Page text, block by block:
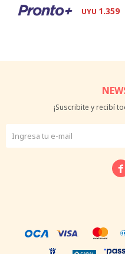
UYU 1.359
¡Suscribite y recibí
